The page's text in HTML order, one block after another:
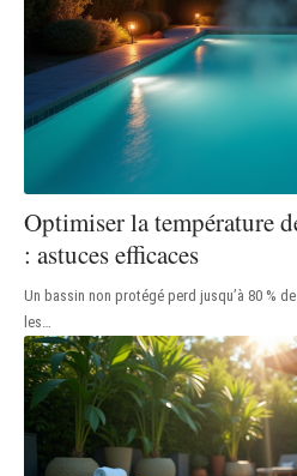
Optimiser la température
: astuces efficaces
Un bassin non protégé perd jusqu’à 80 %
les…